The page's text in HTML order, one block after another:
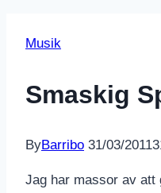
Musik
Smaskig
ByBarribo 31/03/2011
Jag har massor av att